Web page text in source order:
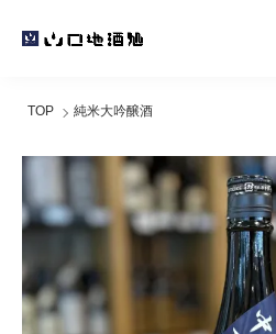
TOP 純米大吟醸酒